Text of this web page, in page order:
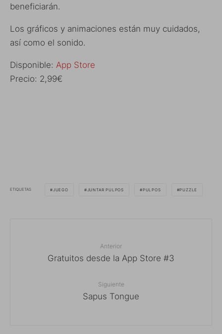
beneficiarán.
Los gráficos y animaciones están muy cuidados,
así como el sonido.
Disponible: App Store
Precio: 2,99€
ETIQUETAS JUEGO JUNTAR PULPOS PULPOS PUZZLE
Anterior
Gratuitos desde la App Store #3
Siguiente
Sapus Tongue